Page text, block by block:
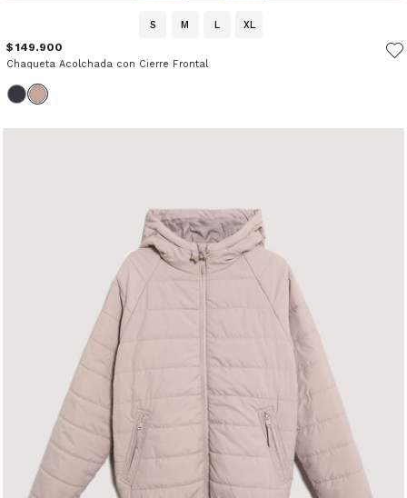
S M L XL
$ 149.900
Chaqueta Acolchada con Cierre Frontal